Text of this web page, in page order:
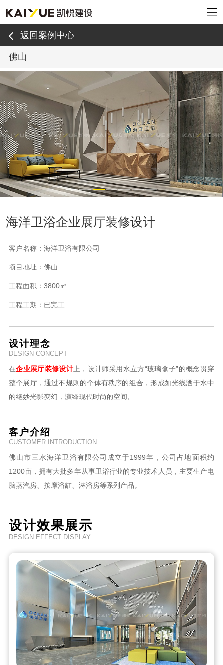
返回案例中心
佛山
海洋卫浴企业展厅装修设计
客户名称： 海洋卫浴有限公司
项目地址： 佛山
工程面积： 3800㎡
工程工期： 已完工
设计理念
DESIGN CONCEPT
在企业展厅装修设计上，设计师采用水立方“玻璃盒子”的概念贯穿
整个展厅，通过不规则的个体有秩序的组合，形成如光线洒于水中
的绝妙光影变幻，演绎现代时尚的空间。
客户介绍
CUSTOMER INTRODUCTION
佛山市三水海洋卫浴有限公司成立于1999年，公司占地面积约
1200亩，拥有大批多年从事卫浴行业的专业技术人员，主要生产电
脑蒸汽房、按摩浴缸、淋浴房等系列产品。
设计效果展示
DESIGN EFFECT DISPLAY